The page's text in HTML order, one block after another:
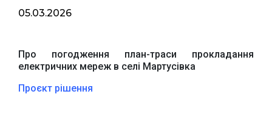
05.03.2026
Про погодження план-траси прокладання
електричних мереж в селі Мартусівка
Проєкт рішення